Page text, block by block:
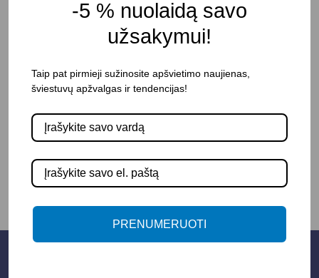
Korpuso spalva: Juoda
Atsparumas drėgmei: IP65
Pristatymo terminas: 15 – 30 d. d.
Į KREPŠELĮ
-5 % nuolaidą savo
užsakymui!
Taip pat pirmieji sužinosite apšvietimo naujienas,
šviestuvų apžvalgas ir tendencijas!
PRENUMERUOTI